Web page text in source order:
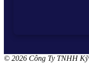
© 2026 Công Ty TNHH